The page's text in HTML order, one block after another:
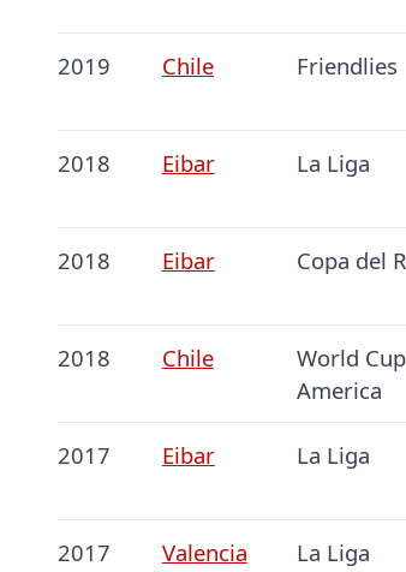
2019 Chile Friendlies
2018 Eibar La Liga
2018 Eibar Copa del
2018 Chile
World
America
2017 Eibar La Liga
2017 Valencia La Liga